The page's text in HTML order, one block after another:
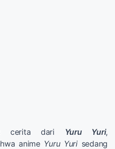
cerita dari Yuru Yuri,
anime Yuru Yurisedang